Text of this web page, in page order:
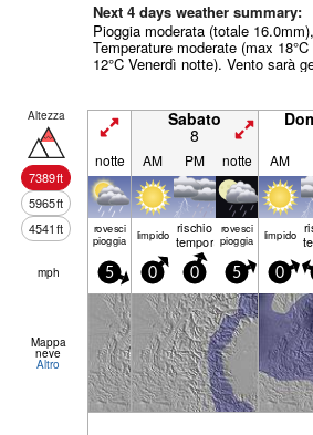
Next 4 days weather summary:
Pioggia moderata (totale
Temperature moderate (max
12°C Venerdì notte). Vento sarà
Altezza
7389ft
5965ft
4541ft
Sabato
8
notte AM PM notte AM
rovesci
pioggia limp­ido rischio
temporale
rovesci
pioggia limp­ido
mph 5 0 0 5 0
Mappa
neve
Altro